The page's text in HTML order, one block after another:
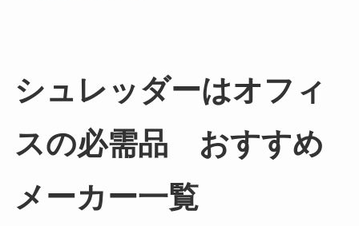
シュレッダーはオフィ
スの必需品 おすすめ
メーカー一覧